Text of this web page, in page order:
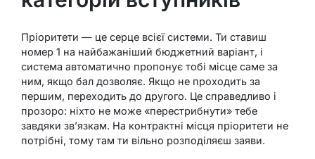
Пріоритети — це серце всієї системи. Ти ставиш
номер 1 на найбажаніший бюджетний варіант, і
система автоматично пропонує тобі місце саме за
ним, якщо бал дозволяє. Якщо не проходить за
першим, переходить до другого. Це справедливо і
прозоро: ніхто не може «перестрибнути» тебе
завдяки зв’язкам. На контрактні місця пріоритети не
потрібні, тому там ти вільно розподіляєш заяви.